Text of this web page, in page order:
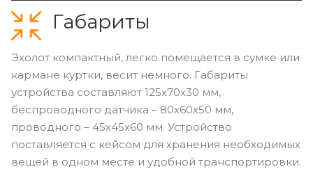
Габариты
Эхолот компактный, легко помещается в сумке или
кармане куртки, весит немного. Габариты
устройства составляют 125х70х30 мм,
беспроводного датчика – 80х60х50 мм,
проводного – 45х45х60 мм. Устройство
поставляется с кейсом для хранения необходимых
вещей в одном месте и удобной транспортировки.